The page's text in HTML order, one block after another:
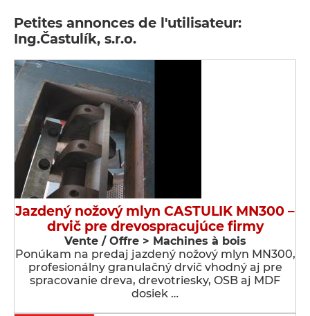
Petites annonces de l'utilisateur:
Ing.Častulík, s.r.o.
Jazdený nožový mlyn CASTULIK MN300 –
drvič pre drevospracujúce firmy
Vente / Offre > Machines à bois
Ponúkam na predaj jazdený nožový mlyn MN300,
profesionálny granulačný drvič vhodný aj pre
spracovanie dreva, drevotriesky, OSB aj MDF
dosiek …